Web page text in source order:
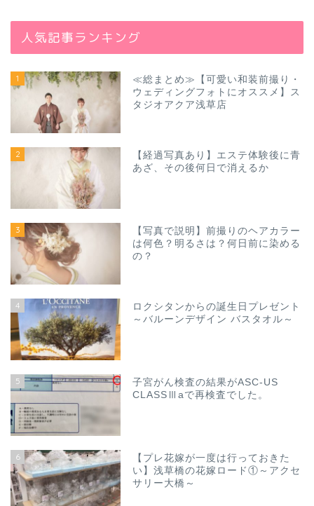
人気記事ランキング
1
≪総まとめ≫【可愛い和装前撮り・
ウェディングフォトにオススメ】ス
タジオアクア浅草店
2
【経過写真あり】エステ体験後に青
あざ、その後何日で消えるか
3
【写真で説明】前撮りのヘアカラー
は何色？明るさは？何日前に染める
の？
4
ロクシタンからの誕生日プレゼント
～バルーンデザイン バスタオル～
5
子宮がん検査の結果がASC-US
CLASSⅢaで再検査でした。
6
【プレ花嫁が一度は行っておきた
い】浅草橋の花嫁ロード①～アクセ
サリー大橋～